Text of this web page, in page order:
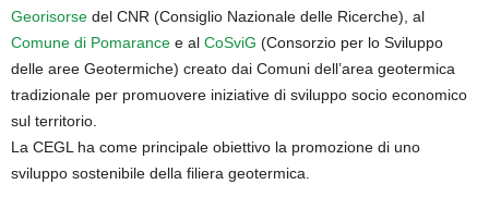
Georisorse del CNR (Consiglio Nazionale delle Ricerche), al
Comune di Pomarance e al CoSviG (Consorzio per lo Sviluppo
delle aree Geotermiche) creato dai Comuni dell’area geotermica
tradizionale per promuovere iniziative di sviluppo socio economico
sul territorio.
La CEGL ha come principale obiettivo la promozione di uno
sviluppo sostenibile della filiera geotermica.